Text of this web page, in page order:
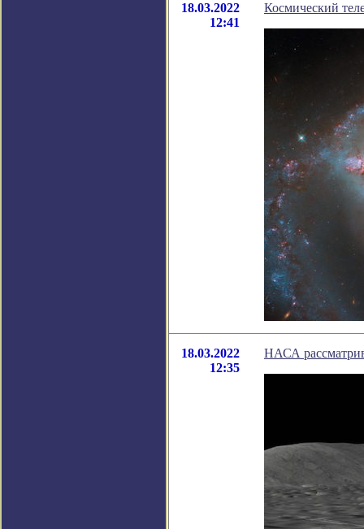
18.03.2022
12:41
Космический
18.03.2022
12:35
НАСА